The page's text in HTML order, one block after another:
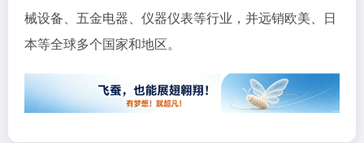
械设备、五金电器、仪器仪表等行业，并远销欧美、日
本等全球多个国家和地区。